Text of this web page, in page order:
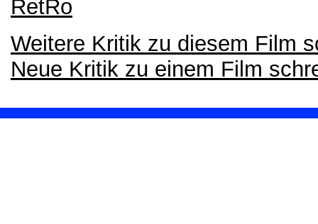
RetRo
Weitere Kritik zu diesem Film
Neue Kritik zu einem Film